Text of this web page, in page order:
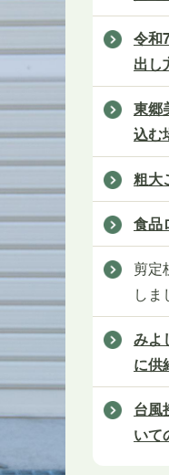
令和
出し
東郷
込む
粗大
食品
剪定
しま
みよ
に供
台風
いて